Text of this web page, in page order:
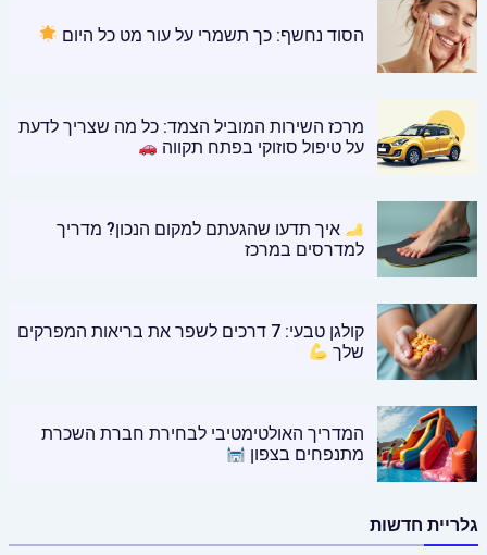
הסוד נחשף: כך תשמרי על עור מט כל היום
מרכז השירות המוביל הצמד: כל מה שצריך לדעת
על טיפול סוזוקי בפתח תקווה
איך תדעו שהגעתם למקום הנכון? מדריך
למדרסים במרכז
קולגן טבעי: 7 דרכים לשפר את בריאות המפרקים
שלך
המדריך האולטימטיבי לבחירת חברת השכרת
מתנפחים בצפון
גלריית חדשות